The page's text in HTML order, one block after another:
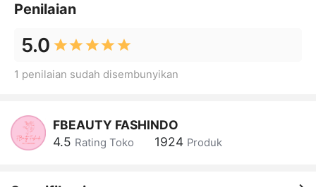
Penilaian
5.0
1 penilaian sudah disembunyikan
FBEAUTY FASHINDO
4.5 Rating Toko 1924 Produk